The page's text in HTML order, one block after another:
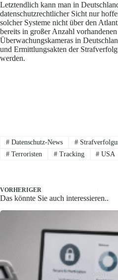
Letztendlich kann man in
datenschutzrechtlicher Sicht nur
solcher Systeme nicht über den
bereits in großer Anzahl vorhandenen
Überwachungskameras in
und Ermittlungsakten der
werden.
#Datenschutz-News #
#Terroristen #Tracking # USA
VORHERIGER
Das könnte Sie auch interessieren..